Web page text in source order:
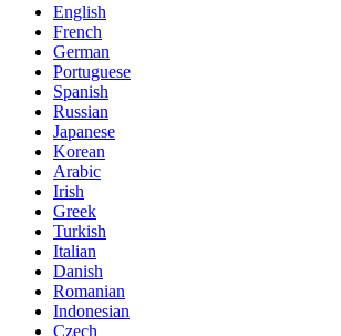
English
French
German
Portuguese
Spanish
Russian
Japanese
Korean
Arabic
Irish
Greek
Turkish
Italian
Danish
Romanian
Indonesian
Czech